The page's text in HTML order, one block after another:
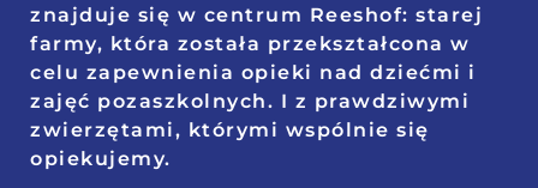
znajduje się w centrum Reeshof: starej
farmy, która została przekształcona w
celu zapewnienia opieki nad dziećmi i
zajęć pozaszkolnych. I z prawdziwymi
zwierzętami, którymi wspólnie się
opiekujemy.